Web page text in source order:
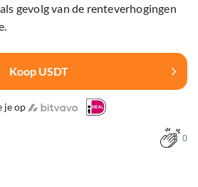
gevolg van de renteverhogingen
Koop USDT
je op
0